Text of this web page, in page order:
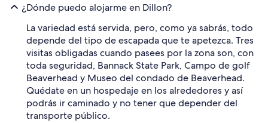
¿Dónde puedo alojarme en Dillon?
La variedad está servida, pero, como ya sabrás, todo
depende del tipo de escapada que te apetezca. Tres
visitas obligadas cuando pasees por la zona son, con
toda seguridad, Bannack State Park, Campo de golf
Beaverhead y Museo del condado de Beaverhead.
Quédate en un hospedaje en los alrededores y así
podrás ir caminado y no tener que depender del
transporte público.